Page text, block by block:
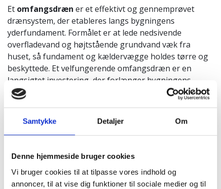
Samtykke Detaljer Om
Denne hjemmeside bruger cookies
Vi bruger cookies til at tilpasse vores indhold og
annoncer, til at vise dig funktioner til sociale medier og til
Et omfangsdræn er et effektivt og gennemprøvet
drænsystem, der etableres langs bygningens
yderfundament. Formålet er at lede nedsivende
overfladevand og højtstående grundvand væk fra
huset, så fundament og kældervægge holdes tørre og
beskyttede. Et velfungerende omfangsdræn er en
langsigtet investering, der forlænger bygningens
levetid og skaber et sundere indeklima.
etablering af omfangsdræn og klimasikring af både
nye og ældre ejendomme. Vi rådgiver dig grundigt om
professionel udførelse fra start til slut – naturligvis i
overensstemmelse med gældende regler og
anbefalinger.